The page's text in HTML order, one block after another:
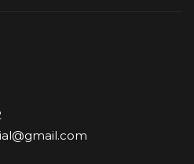
@gmail.com